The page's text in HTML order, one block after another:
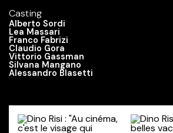
Casting
Alberto Sordi
Lea Massari
Franco Fabrizi
Claudio Gora
Vittorio Gassman
Silvana Mangano
Alessandro Blasetti